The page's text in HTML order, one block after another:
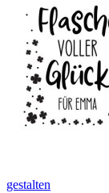
gestalten